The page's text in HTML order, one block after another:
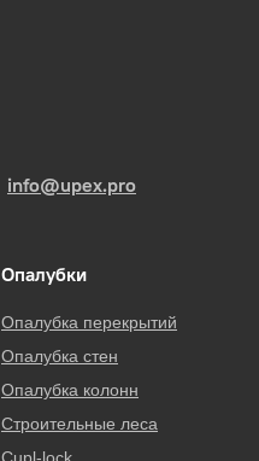
info@upex.pro
Опалубка перекрытий
Опалубка стен
Опалубка колонн
Строительные леса
Опалубки